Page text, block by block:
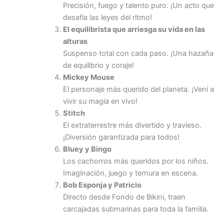
Precisión, fuego y talento puro. ¡Un acto que
desafía las leyes del ritmo!
El equilibrista que arriesga su vida en las
alturas
Suspenso total con cada paso. ¡Una hazaña
de equilibrio y coraje!
Mickey Mouse
El personaje más querido del planeta. ¡Vení a
vivir su magia en vivo!
Stitch
El extraterrestre más divertido y travieso.
¡Diversión garantizada para todos!
Bluey y Bingo
Los cachorros más queridos por los niños.
Imaginación, juego y ternura en escena.
Bob Esponja y Patricio
Directo desde Fondo de Bikini, traen
carcajadas submarinas para toda la familia.